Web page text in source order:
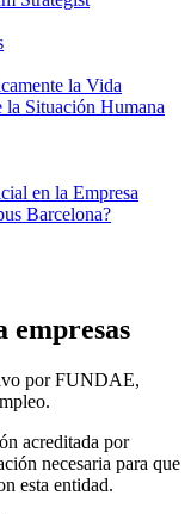
la Vida
la Situación Humana
en la Empresa
Barcelona?
empresas
por FUNDAE,
acreditada por
necesaria para que
esta entidad.